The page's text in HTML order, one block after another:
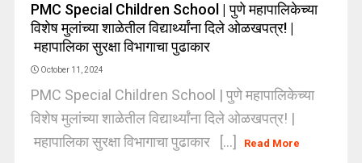
PMC Special Children School | पुणे महापालिकेच्या
विशेष मुलांच्या शाळेतील विद्यार्थ्यांना दिले ओळखपत्र! |
महापालिका सुरक्षा विभागाचा पुढाकार
October 11, 2024
PMC Special Children School | पुणे महापालिकेच्या
विशेष मुलांच्या शाळेतील विद्यार्थ्यांना दिले ओळखपत्र! |
महापालिका सुरक्षा विभागाचा पुढाकार [...]
Read More